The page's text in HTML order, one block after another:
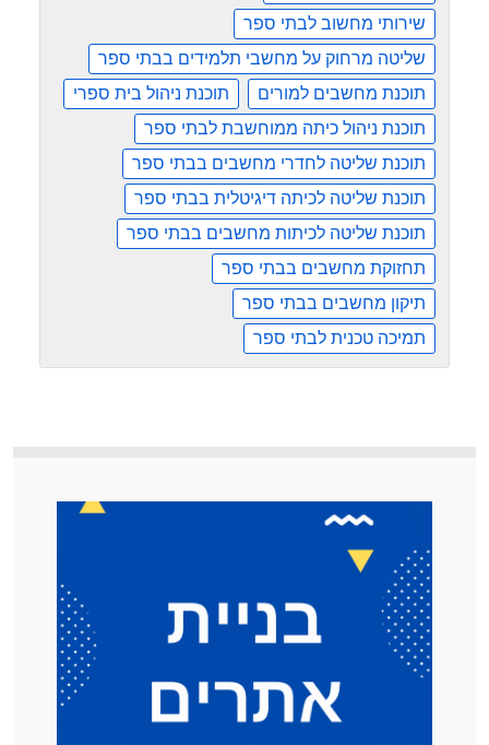
שירותי מחשוב לבתי ספר
שליטה מרחוק על מחשבי תלמידים בבתי ספר
תוכנת מחשבים למורים
תוכנת ניהול בית ספרי
תוכנת ניהול כיתה ממוחשבת לבתי ספר
תוכנת שליטה לחדרי מחשבים בבתי ספר
תוכנת שליטה לכיתה דיגיטלית בבתי ספר
תוכנת שליטה לכיתות מחשבים בבתי ספר
תחזוקת מחשבים בבתי ספר
תיקון מחשבים בבתי ספר
תמיכה טכנית לבתי ספר